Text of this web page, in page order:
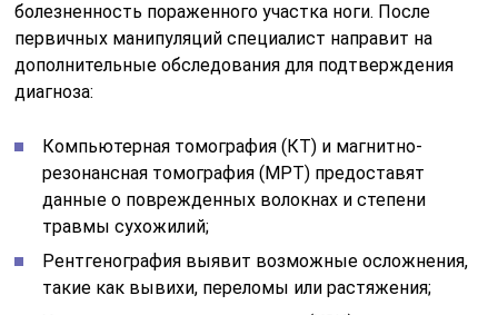
болезненность пораженного участка ноги. После
первичных манипуляций специалист направит на
дополнительные обследования для подтверждения
диагноза:
Компьютерная томография (КТ) и магнитно-
резонансная томография (МРТ) предоставят
данные о поврежденных волокнах и степени
травмы сухожилий;
Рентгенография выявит возможные осложнения,
такие как вывихи, переломы или растяжения;